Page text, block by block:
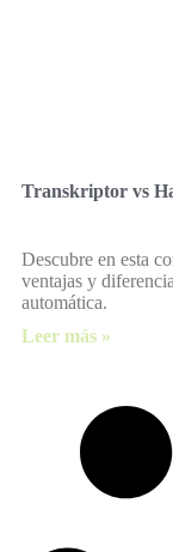
Transkriptor vs
Descubre en esta
ventajas y
automática.
Leer más »